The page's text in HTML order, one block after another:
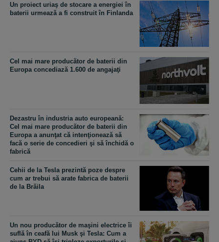
Un proiect uriaş de stocare a energiei în
baterii urmează a fi construit în Finlanda
Cel mai mare producător de baterii din
Europa concediază 1.600 de angajaţi
Dezastru în industria auto europeană:
Cel mai mare producător de baterii din
Europa a anunţat că intenţionează să
facă o serie de concedieri şi să închidă o
fabrică
Cehii de la Tesla prezintă poze despre
cum ar trebui să arate fabrica de baterii
de la Brăila
Un nou producător de maşini electrice îi
suflă în ceafă lui Musk şi Tesla: Cum a